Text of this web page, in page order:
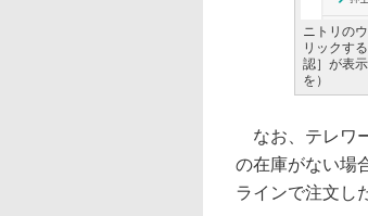
ニトリの
リックす
認］が表
を）
なお、テレワ
の在庫がない場
ラインで注文し